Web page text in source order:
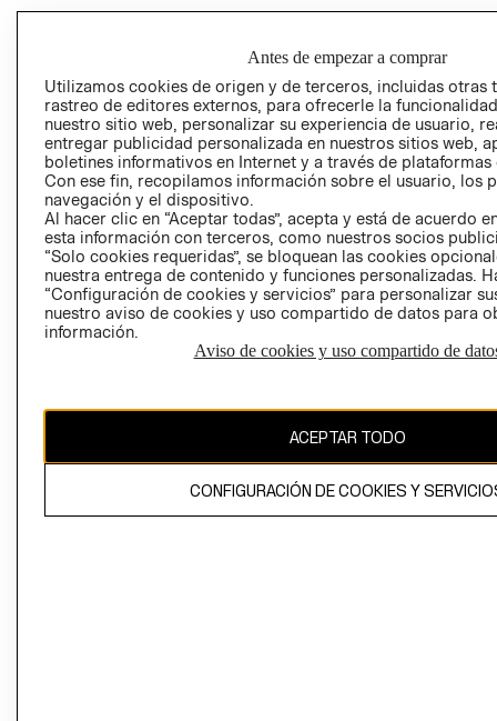
PRIVACIDAD
GIFT CARD
AVISO DE
Perú (S/)
CAMBIAR REGIÓN
Antes de empezar a comprar
Utilizamos cookies de origen y de terceros, incluidas otras
rastreo de editores externos, para ofrecerle la
nuestro sitio web, personalizar su experiencia de usuario,
entregar publicidad personalizada en nuestros sitios web,
boletines informativos en Internet y a través de plataformas
Con ese fin, recopilamos información sobre el usuario, los
navegación y el dispositivo.
Al hacer clic en “Aceptar todas”, acepta y está de acuerdo
esta información con terceros, como nuestros socios
“Solo cookies requeridas”, se bloquean las cookies
nuestra entrega de contenido y funciones personalizadas.
“Configuración de cookies y servicios” para personalizar
nuestro aviso de cookies y uso compartido de datos para
información.
Aviso de cookies y uso compartido de
ACEPTAR TODO
CONFIGURACIÓN DE COOKIES Y